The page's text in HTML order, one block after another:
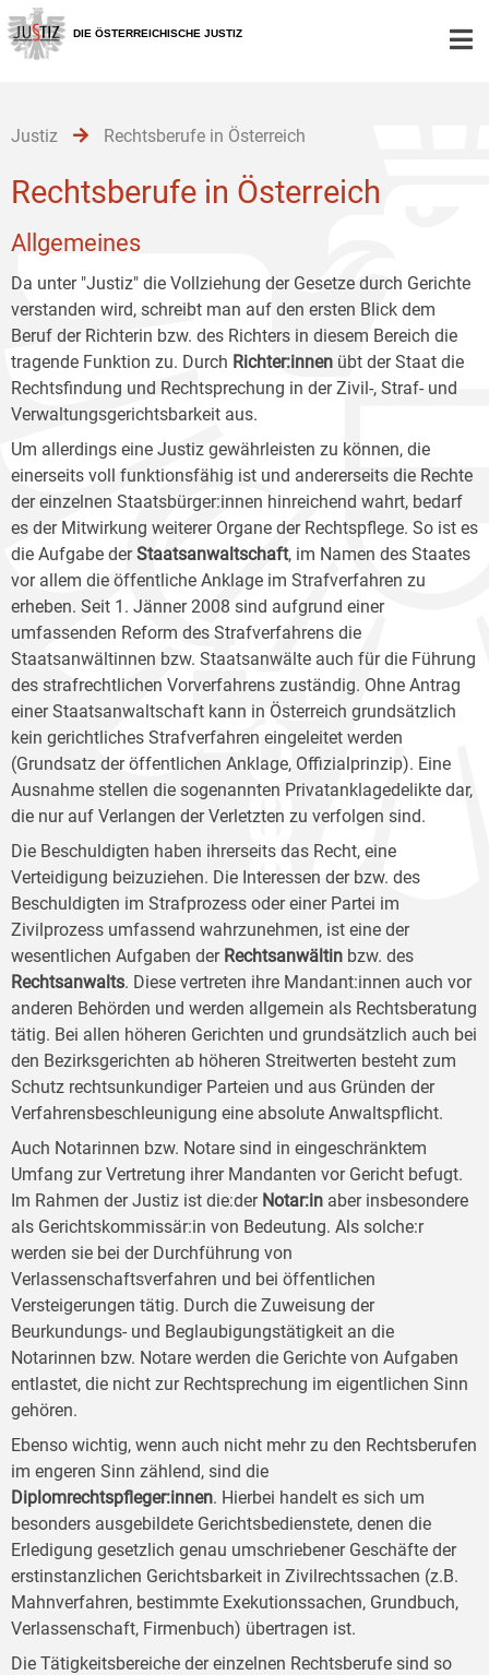
Zur
Hauptnavigation
[1]
Zum
Inhalt
[2]
Zum
Untermenü
[3]
DIE ÖSTERREICHISCHE JUSTIZ
Justiz Rechtsberufe in Österreich
Rechtsberufe in Österreich
Allgemeines
Da unter "Justiz" die Vollziehung der Gesetze durch Gerichte
verstanden wird, schreibt man auf den ersten Blick dem
Beruf der Richterin bzw. des Richters in diesem Bereich die
tragende Funktion zu. Durch Richter:innen übt der Staat die
Rechtsfindung und Rechtsprechung in der Zivil-, Straf- und
Verwaltungsgerichtsbarkeit aus.
Um allerdings eine Justiz gewährleisten zu können, die
einerseits voll funktionsfähig ist und andererseits die Rechte
der einzelnen Staatsbürger:innen hinreichend wahrt, bedarf
es der Mitwirkung weiterer Organe der Rechtspflege. So ist es
die Aufgabe derStaatsanwaltschaft, im Namen des Staates
vor allem die öffentliche Anklage im Strafverfahren zu
erheben. Seit 1. Jänner 2008 sind aufgrund einer
umfassenden Reform des Strafverfahrens die
Staatsanwältinnen bzw. Staatsanwälte auch für die Führung
des strafrechtlichen Vorverfahrens zuständig. Ohne Antrag
einer Staatsanwaltschaft kann in Österreich grundsätzlich
kein gerichtliches Strafverfahren eingeleitet werden
(Grundsatz der öffentlichen Anklage, Offizialprinzip). Eine
Ausnahme stellen die sogenannten Privatanklagedelikte dar,
die nur auf Verlangen der Verletzten zu verfolgen sind.
Die Beschuldigten haben ihrerseits das Recht, eine
Verteidigung beizuziehen. Die Interessen der bzw. des
Beschuldigten im Strafprozess oder einer Partei im
Zivilprozess umfassend wahrzunehmen, ist eine der
wesentlichen Aufgaben der Rechtsanwältin bzw. des
Rechtsanwalts. Diese vertreten ihre Mandant:innen auch vor
anderen Behörden und werden allgemein als Rechtsberatung
tätig. Bei allen höheren Gerichten und grundsätzlich auch bei
den Bezirksgerichten ab höheren Streitwerten besteht zum
Schutz rechtsunkundiger Parteien und aus Gründen der
Verfahrensbeschleunigung eine absolute Anwaltspflicht.
Auch Notarinnen bzw. Notare sind in eingeschränktem
Umfang zur Vertretung ihrer Mandanten vor Gericht befugt.
Im Rahmen der Justiz ist die:der Notar:in aber insbesondere
als Gerichtskommissär:in von Bedeutung. Als solche:r
werden sie bei der Durchführung von
Verlassenschaftsverfahren und bei öffentlichen
Versteigerungen tätig. Durch die Zuweisung der
Beurkundungs- und Beglaubigungstätigkeit an die
Notarinnen bzw. Notare werden die Gerichte von Aufgaben
entlastet, die nicht zur Rechtsprechung im eigentlichen Sinn
gehören.
Ebenso wichtig, wenn auch nicht mehr zu den Rechtsberufen
im engeren Sinn zählend, sind die
Diplomrechtspfleger:innen. Hierbei handelt es sich um
besonders ausgebildete Gerichtsbedienstete, denen die
Erledigung gesetzlich genau umschriebener Geschäfte der
erstinstanzlichen Gerichtsbarkeit in Zivilrechtssachen (z.B.
Mahnverfahren, bestimmte Exekutionssachen, Grundbuch,
Verlassenschaft, Firmenbuch) übertragen ist.
Die Tätigkeitsbereiche der einzelnen Rechtsberufe sind so